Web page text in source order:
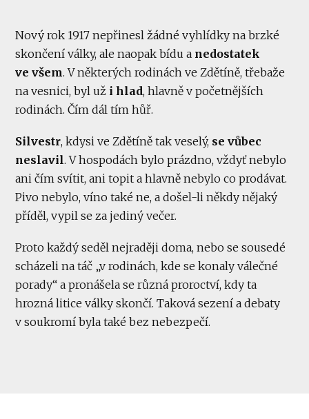
Nový rok 1917 nepřinesl žádné vyhlídky na brzké
skončení války, ale naopak bídu a nedostatek
ve všem. V některých rodinách ve Zdětíně, třebaže
na vesnici, byl už i hlad, hlavně v početnějších
rodinách. Čím dál tím hůř.
Silvestr, kdysi ve Zdětíně tak veselý, se vůbec
neslavil. V hospodách bylo prázdno, vždyť nebylo
ani čím svítit, ani topit a hlavně nebylo co prodávat.
Pivo nebylo, víno také ne, a došel-li někdy nějaký
příděl, vypil se za jediný večer.
Proto každý seděl nejraději doma, nebo se sousedé
scházeli na táč „v rodinách, kde se konaly válečné
porady“ a pronášela se různá proroctví, kdy ta
hrozná litice války skončí. Taková sezení a debaty
v soukromí byla také bez nebezpečí.